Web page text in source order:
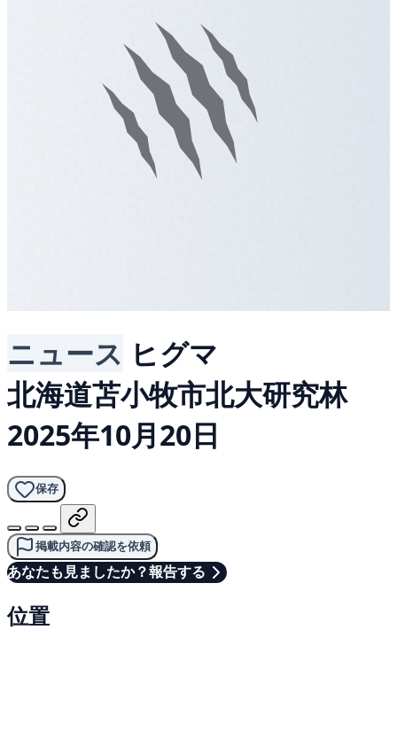
ニュース ヒグマ
北海道苫小牧市北大研究林
2025年10月20日
保存
掲載内容の確認を依頼
あなたも見ましたか？報告する
位置